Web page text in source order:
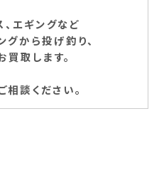
、エギングなど
グから投げ釣り、
取します。
談ください。